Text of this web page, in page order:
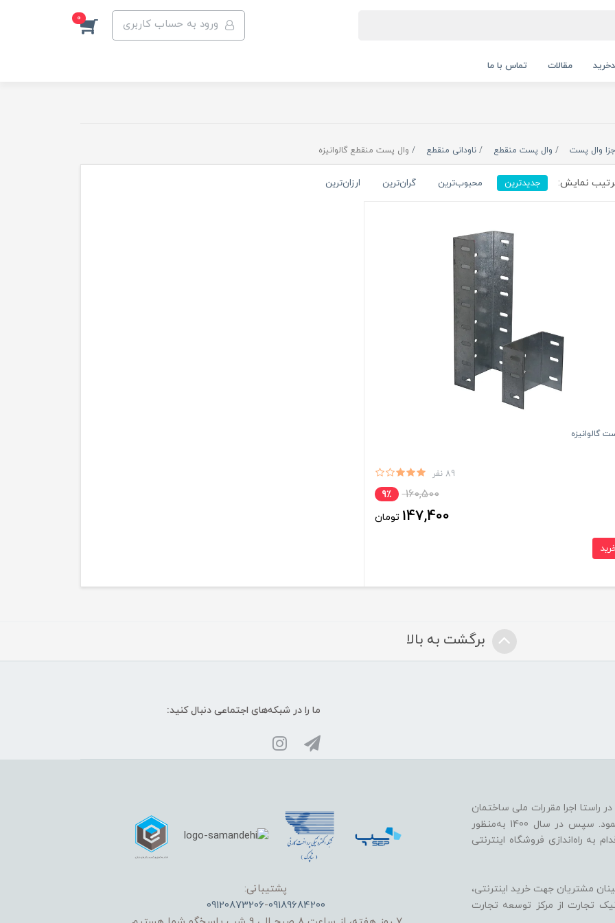
ورود به حساب کاربری 0
مقالات تماس با ما
وال پست وال پست منقطع ناودانی منقطع وال پست منقطع گالوانیزه
نمایش: جدیدترین محبوب‌ترین گران‌ترین ارزان‌ترین
گالوانیزه
89 نفر
160,500 9٪
147,400 تومان
برگشت به بالا
ما را در شبکه‌های اجتماعی دنبال کنید:
خود را در راستا اجرا مقررات ملی ساختمان
در زمینه پایدارسازی دیوارها در برابر زلزله و باد آغاز نمود. سپس در سال 1400 به‌منظور
به راه‌اندازی فروشگاه اینترنتی
مشتریان جهت خرید اینترنتی،
تجارت از مرکز توسعه تجارت
پشتیبانی:
09120873206-09189684200